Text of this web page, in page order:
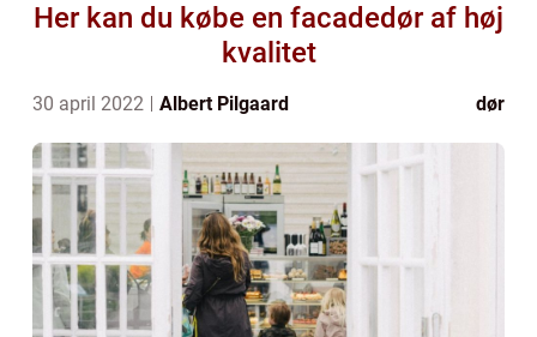
Her kan du købe en facadedør af høj
kvalitet
30 april 2022 Albert Pilgaard dør